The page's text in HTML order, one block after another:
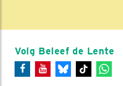
Volg Beleef de Lente